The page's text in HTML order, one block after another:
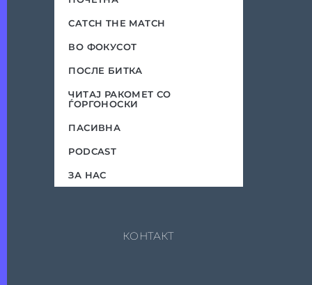
CATCH THE MATCH
ВО ФОКУСОТ
ПОСЛЕ БИТКА
ЧИТАЈ РАКОМЕТ СО
ЃОРГОНОСКИ
ПАСИВНА
PODCAST
ЗА НАС
КОНТАКТ